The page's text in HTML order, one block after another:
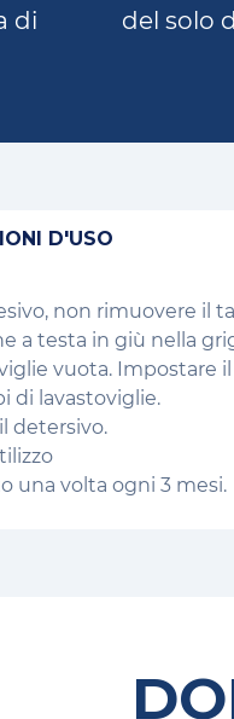
di
del solo
D'USO
non rimuovere il
a testa in giù nella
vuota. Impostare
di lavastoviglie.
detersivo.
una volta ogni 3 mesi.